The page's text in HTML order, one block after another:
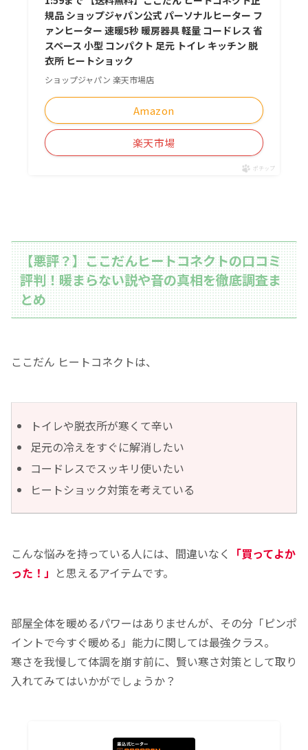
規品 ショップジャパン公式 パーソナルヒーター フ
ァンヒーター 速暖5秒 暖房器具 軽量 コードレス 省
スペース 小型 コンパクト 足元 トイレ キッチン 脱
衣所 ヒートショック
ショップジャパン 楽天市場店
Amazon
楽天市場
ポチップ
【悪評？】ここだんヒートコネクトの口コミ
評判！暖まらない説や音の真相を徹底調査ま
とめ
ここだん ヒートコネクトは、
トイレや脱衣所が寒くて辛い
足元の冷えをすぐに解消したい
コードレスでスッキリ使いたい
ヒートショック対策を考えている
こんな悩みを持っている人には、間違いなく 「買ってよか
った！」 と思えるアイテムです。
部屋全体を暖めるパワーはありませんが、その分「ピンポ
イントで今すぐ暖める」能力に関しては最強クラス。
寒さを我慢して体調を崩す前に、賢い寒さ対策として取り
入れてみてはいかがでしょうか？